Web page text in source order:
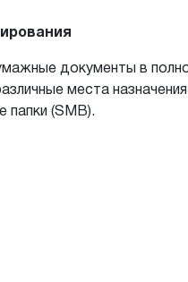
документы в
места
папки (SMB).